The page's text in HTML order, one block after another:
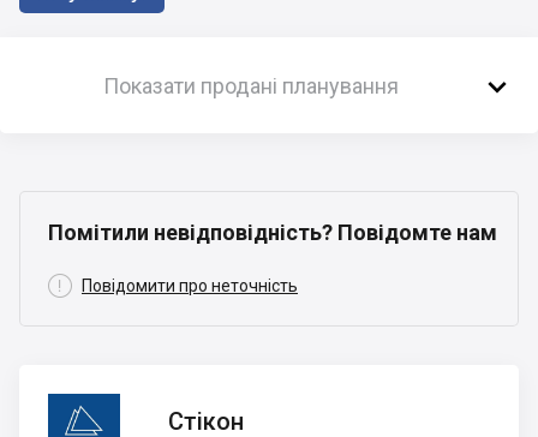
Показати продані планування 
Помітили невідповідність? Повідомте нам
 Повідомити про неточність
Стікон
Стікон